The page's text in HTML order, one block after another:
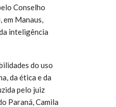
Conselho
Manaus,
inteligência
do uso
da ética e da
pelo juiz
Paraná, Camila